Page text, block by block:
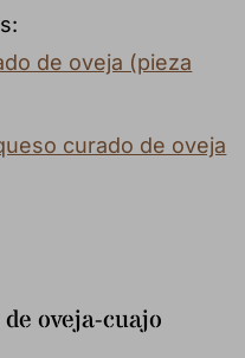
de oveja (pieza
curado de oveja
oveja-cuajo